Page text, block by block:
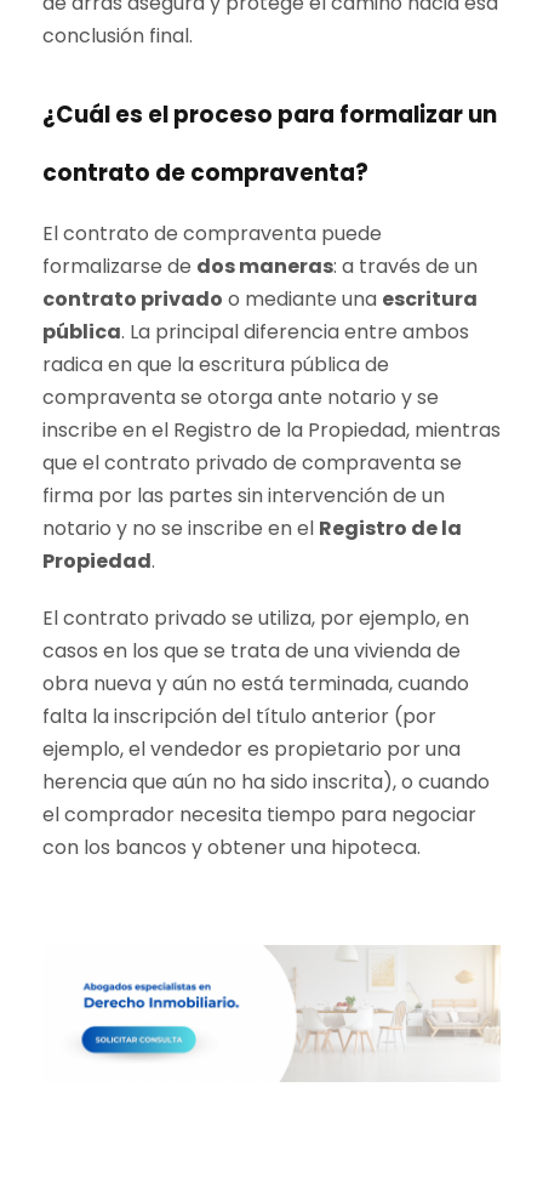
conclusión final.
¿Cuál es el proceso para formalizar un
contrato de compraventa?
El contrato de compraventa puede
formalizarse de dos maneras: a través de un
contrato privado o mediante una escritura
pública. La principal diferencia entre ambos
radica en que la escritura pública de
compraventa se otorga ante notario y se
inscribe en el Registro de la Propiedad, mientras
que el contrato privado de compraventa se
firma por las partes sin intervención de un
notario y no se inscribe en el Registro de la
Propiedad.
El contrato privado se utiliza, por ejemplo, en
casos en los que se trata de una vivienda de
obra nueva y aún no está terminada, cuando
falta la inscripción del título anterior (por
ejemplo, el vendedor es propietario por una
herencia que aún no ha sido inscrita), o cuando
el comprador necesita tiempo para negociar
con los bancos y obtener una hipoteca.